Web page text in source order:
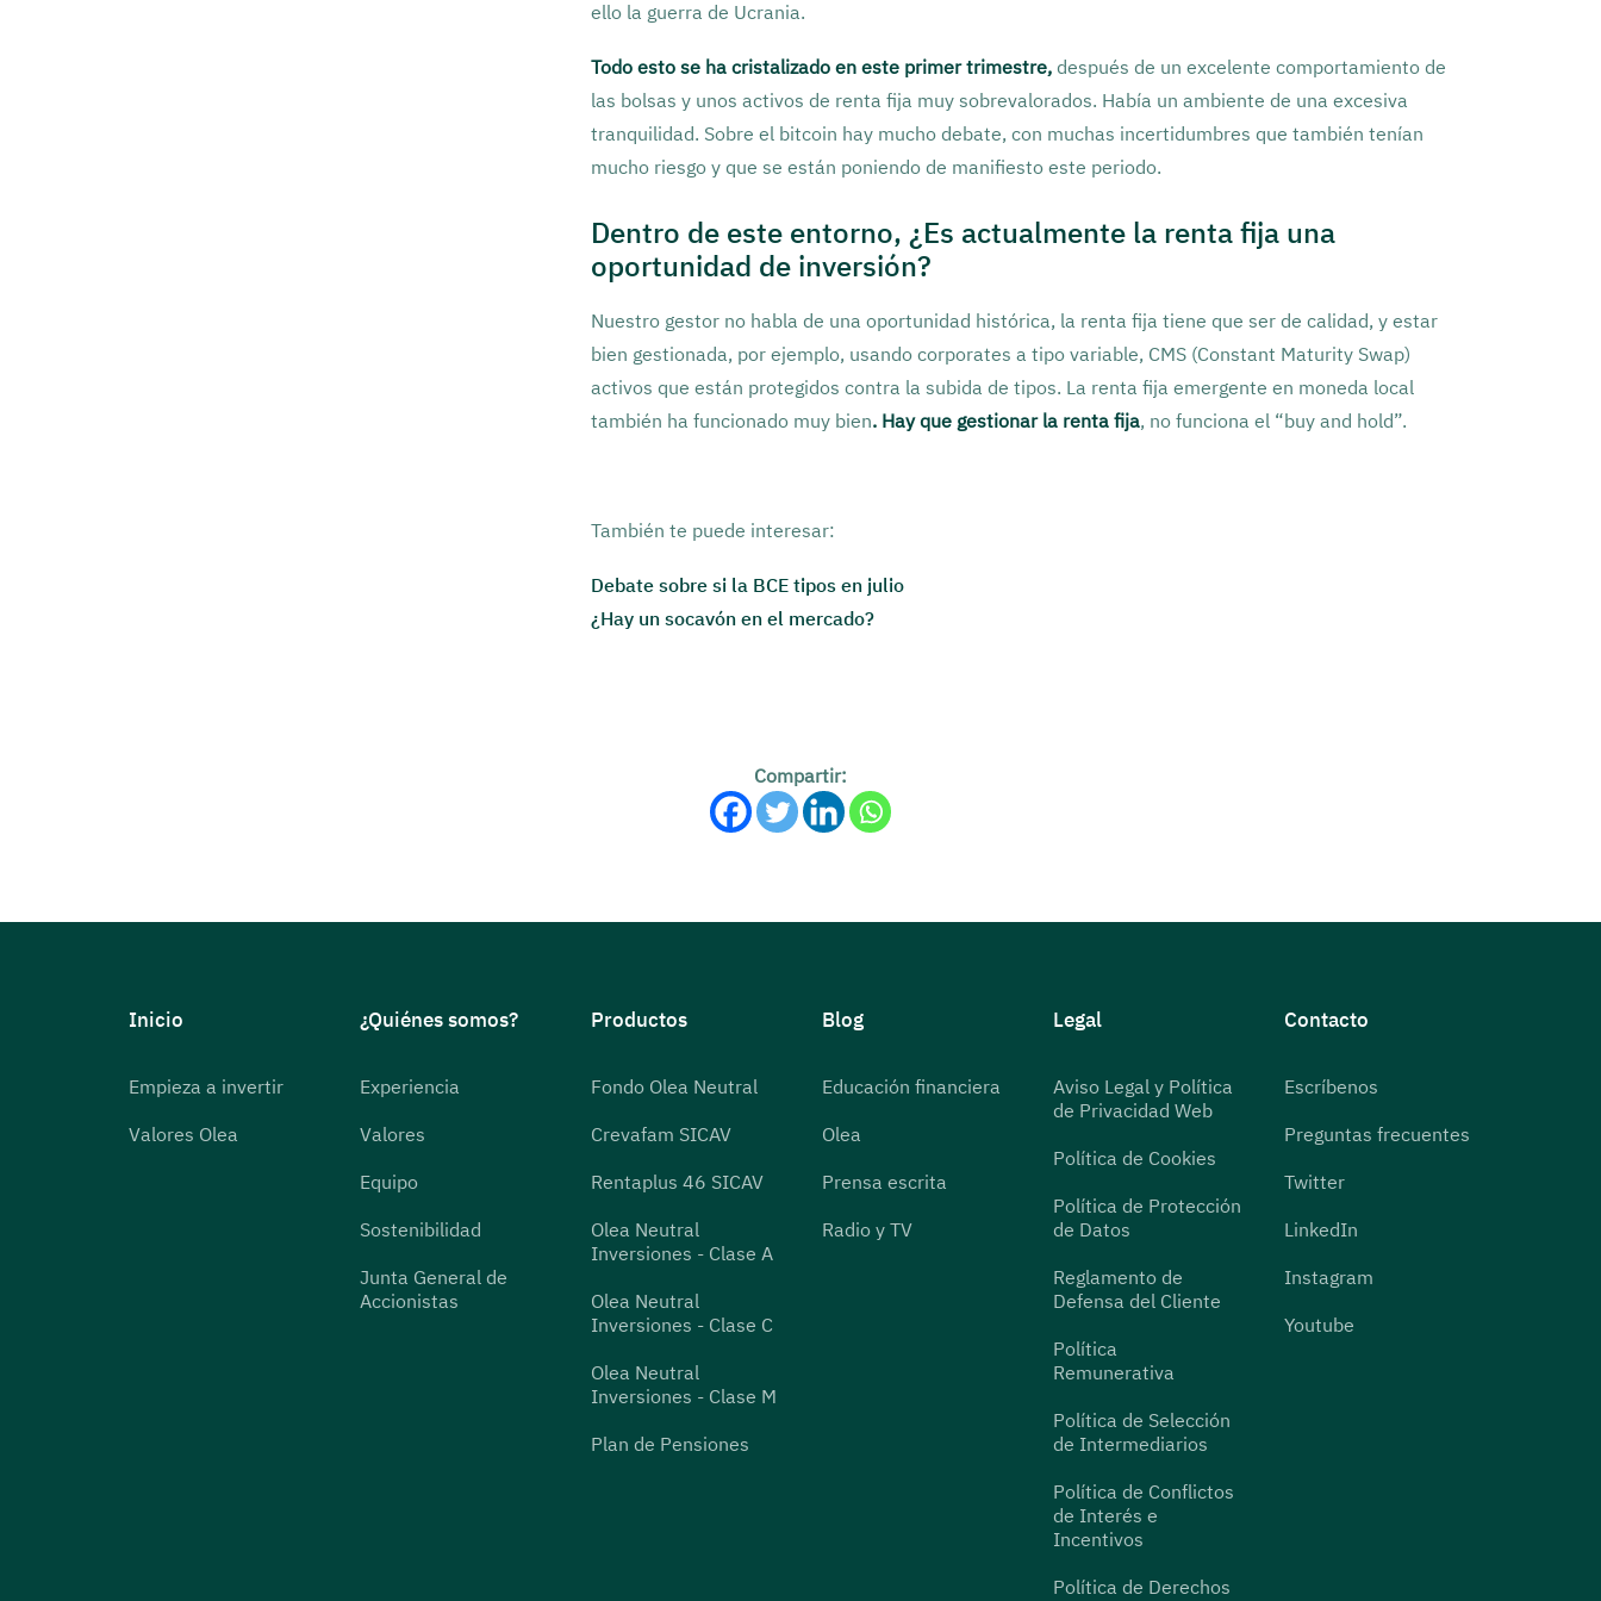
ello la guerra de Ucrania.
Todo esto se ha cristalizado en este primer trimestre, después de un excelente comportamiento de
las bolsas y unos activos de renta fija muy sobrevalorados. Había un ambiente de una excesiva
tranquilidad. Sobre el bitcoin hay mucho debate, con muchas incertidumbres que también tenían
mucho riesgo y que se están poniendo de manifiesto este periodo.
Dentro de este entorno, ¿Es actualmente la renta fija una
oportunidad de inversión?
Nuestro gestor no habla de una oportunidad histórica, la renta fija tiene que ser de calidad, y estar
bien gestionada, por ejemplo, usando corporates a tipo variable, CMS (Constant Maturity Swap)
activos que están protegidos contra la subida de tipos. La renta fija emergente en moneda local
también ha funcionado muy bien. Hay que gestionar la renta fija, no funciona el “buy and hold”.
También te puede interesar:
Debate sobre si la BCE tipos en julio
¿Hay un socavón en el mercado?
Compartir:
Inicio
Empieza a invertir
Valores Olea
¿Quiénes somos?
Experiencia
Valores
Equipo
Sostenibilidad
Junta General de
Accionistas
Productos
Fondo Olea Neutral
Crevafam SICAV
Rentaplus 46 SICAV
Olea Neutral
Inversiones - Clase A
Olea Neutral
Inversiones - Clase C
Olea Neutral
Inversiones - Clase M
Plan de Pensiones
Blog
Educación financiera
Olea
Prensa escrita
Radio y TV
Legal
Aviso Legal y Política
de Privacidad Web
Política de Cookies
Política de Protección
de Datos
Reglamento de
Defensa del Cliente
Política
Remunerativa
Política de Selección
de Intermediarios
Política de Conflictos
de Interés e
Incentivos
Política de Derechos
Contacto
Escríbenos
Preguntas frecuentes
Twitter
LinkedIn
Instagram
Youtube